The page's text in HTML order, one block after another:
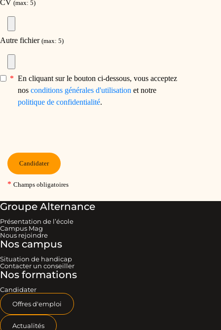
Groupe Alternance
Présentation de l’école
Campus Mag
Nous rejoindre
Nos campus
Situation de handicap
Contacter un conseiller
Nos formations
Candidater
Offres d'emploi
Actualités